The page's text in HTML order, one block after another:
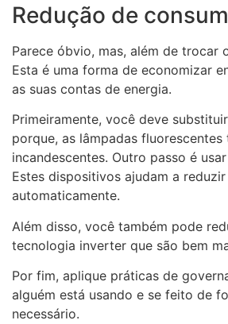
Redução de
Parece óbvio, mas, além de
Esta é uma forma de economizar
as suas contas de energia.
Primeiramente, você deve
porque, as lâmpadas
incandescentes. Outro passo é
Estes dispositivos ajudam a
automaticamente.
Além disso, você também pode
tecnologia inverter que são bem
Por fim, aplique práticas de
alguém está usando e se feito de
necessário.